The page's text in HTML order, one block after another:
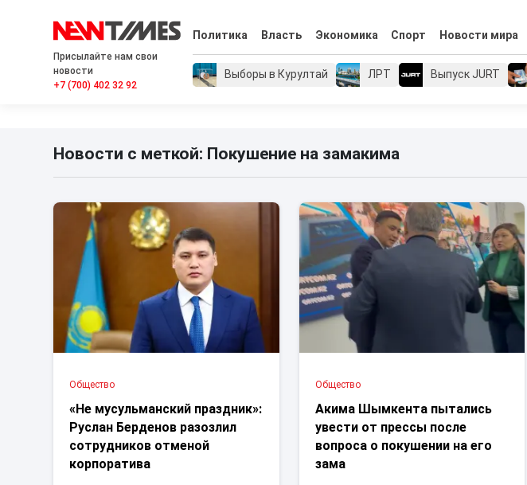
Присылайте нам свои
новости
+7 (700) 402 32 92
Политика Власть Экономика Спорт Новости мира
Выборы в Курултай ЛРТ Выпуск JURT
Новости с меткой: Покушение на замакима
Общество
«Не мусульманский праздник»:
Руслан Берденов разозлил
сотрудников отменой
корпоратива
Общество
Акима Шымкента пытались
увести от прессы после
вопроса о покушении на его
зама